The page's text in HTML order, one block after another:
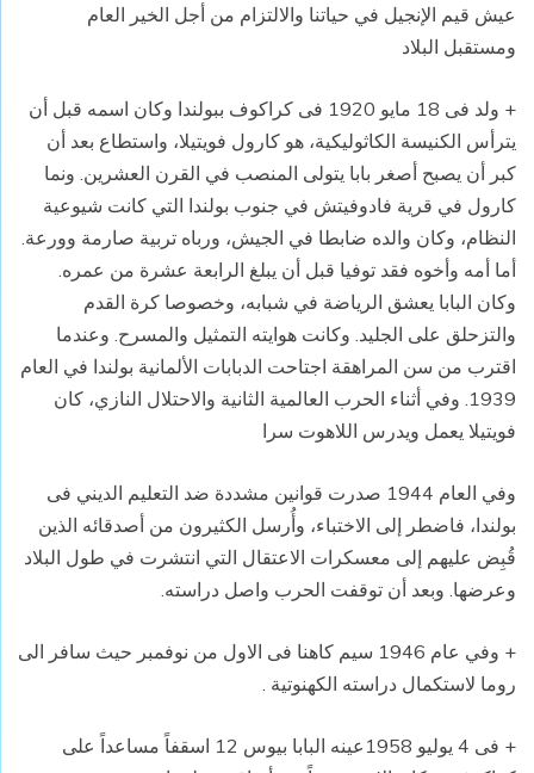
عيش قيم الإنجيل في حياتنا والالتزام من أجل الخير العام
ومستقبل البلاد
+ ولد فى 18 مايو 1920 فى كراكوف ببولندا وكان اسمه قبل أن
يترأس الكنيسة الكاثوليكية، هو كارول فويتيلا، واستطاع بعد أن
كبر أن يصبح أصغر بابا يتولى المنصب في القرن العشرين. ونما
كارول في قرية فادوفيتش في جنوب بولندا التي كانت شيوعية
النظام، وكان والده ضابطا في الجيش، ورباه تربية صارمة وورعة.
أما أمه وأخوه فقد توفيا قبل أن يبلغ الرابعة عشرة من عمره.
وكان البابا يعشق الرياضة في شبابه، وخصوصا كرة القدم
والتزحلق على الجليد. وكانت هوايته التمثيل والمسرح. وعندما
اقترب من سن المراهقة اجتاحت الدبابات الألمانية بولندا في العام
1939. وفي أثناء الحرب العالمية الثانية والاحتلال النازي، كان
فويتيلا يعمل ويدرس اللاهوت سرا
وفي العام 1944 صدرت قوانين مشددة ضد التعليم الديني فى
بولندا، فاضطر إلى الاختباء، وأُرسل الكثيرون من أصدقائه الذين
قُبِض عليهم إلى معسكرات الاعتقال التي انتشرت في طول البلاد
وعرضها. وبعد أن توقفت الحرب واصل دراسته.
+ وفي عام 1946 سيم كاهنا فى الاول من نوفمبر حيث سافر الى
روما لاستكمال دراسته الكهنوتية .
+ فى 4 يوليو 1958عينه البابا بيوس 12 اسقفاً مساعداً على